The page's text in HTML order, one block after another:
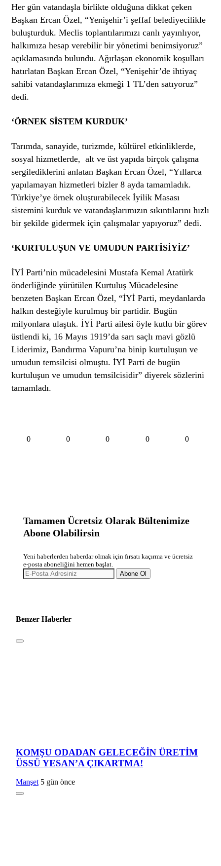
Her gün vatandaşla birlikte olduğuna dikkat çeken
Başkan Ercan Özel, “Yenişehir’i şeffaf belediyecilikle
buluşturduk. Meclis toplantılarımızı canlı yayınlıyor,
halkımıza hesap verebilir bir yönetimi benimsiyoruz”
açıklamasında bulundu. Ağırlaşan ekonomik koşulları
hatırlatan Başkan Ercan Özel, “Yenişehir’de ihtiyaç
sahibi vatandaşlarımıza ekmeği 1 TL’den satıyoruz”
dedi.
‘ÖRNEK SİSTEM KURDUK’
Tarımda, sanayide, turizmde, kültürel etkinliklerde,
sosyal hizmetlerde, alt ve üst yapıda birçok çalışma
sergilediklerini anlatan Başkan Ercan Özel, “Yıllarca
yapılamayan hizmetleri bizler 8 ayda tamamladık.
Türkiye’ye örnek oluşturabilecek İyilik Masası
sistemini kurduk ve vatandaşlarımızın sıkıntılarını hızlı
bir şekilde gidermek için çalışmalar yapıyoruz” dedi.
‘KURTULUŞUN VE UMUDUN PARTİSİYİZ’
İYİ Parti’nin mücadelesini Mustafa Kemal Atatürk
önderliğinde yürütülen Kurtuluş Mücadelesine
benzeten Başkan Ercan Özel, “İYİ Parti, meydanlarda
halkın desteğiyle kurulmuş bir partidir. Bugün
milyonlara ulaştık. İYİ Parti ailesi öyle kutlu bir görev
üstlendi ki, 16 Mayıs 1919’da sarı saçlı mavi gözlü
Liderimiz, Bandırma Vapuru’na binip kurtuluşun ve
umudun temsilcisi olmuştu. İYİ Parti de bugün
kurtuluşun ve umudun temsilcisidir” diyerek sözlerini
tamamladı.
0 0 0 0 0
Tamamen Ücretsiz Olarak Bültenimize
Abone Olabilirsin
Yeni haberlerden haberdar olmak için fırsatı kaçırma ve ücretsiz
e-posta aboneliğini hemen başlat.
Abone Ol
Benzer Haberler
KOMŞU ODADAN GELECEĞİN ÜRETİM
ÜSSÜ YESAN’A ÇIKARTMA!
Manşet 5 gün önce